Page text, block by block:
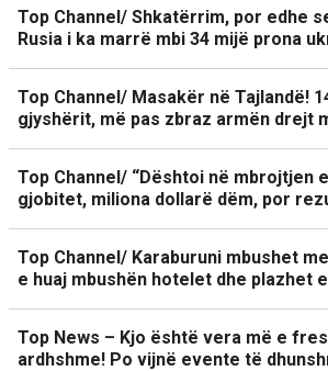
Top Channel/ Shkatërrim, por edhe
Rusia i ka marrë mbi 34 mijë prona
Top Channel/ Masakër në Tajlandë!
gjyshërit, më pas zbraz armën drejt
Top Channel/ “Dështoi në mbrojtjen
gjobitet, miliona dollarë dëm, por
Top Channel/ Karaburuni mbushet
e huaj mbushën hotelet dhe plazhet
Top News – Kjo është vera më e
ardhshme! Po vijnë evente të